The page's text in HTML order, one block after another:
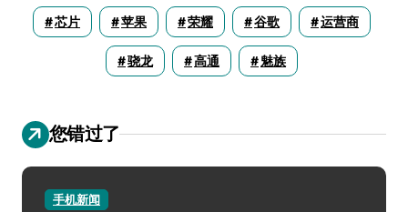
芯片 苹果 荣耀 谷歌 运营商
骁龙 高通 魅族
您错过了
手机新闻